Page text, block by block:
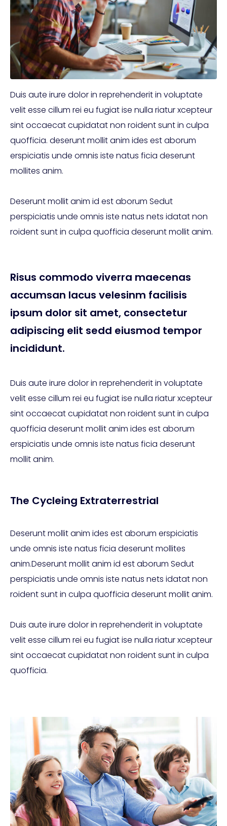
Duis aute irure dolor in reprehenderit in voluptate
velit esse cillum rei eu fugiat ise nulla riatur xcepteur
sint occaecat cupidatat non roident sunt in culpa
quofficia. deserunt mollit anim ides est aborum
erspiciatis unde omnis iste natus ficia deserunt
mollites anim.
Deserunt mollit anim id est aborum Sedut
perspiciatis unde omnis iste natus nets idatat non
roident sunt in culpa quofficia deserunt mollit anim.
Risus commodo viverra maecenas
accumsan lacus velesinm facilisis
ipsum dolor sit amet, consectetur
adipiscing elit sedd eiusmod tempor
incididunt.
Duis aute irure dolor in reprehenderit in voluptate
velit esse cillum rei eu fugiat ise nulla riatur xcepteur
sint occaecat cupidatat non roident sunt in culpa
quofficia deserunt mollit anim ides est aborum
erspiciatis unde omnis iste natus ficia deserunt
mollit anim.
The Cycleing Extraterrestrial
Deserunt mollit anim ides est aborum erspiciatis
unde omnis iste natus ficia deserunt mollites
anim.Deserunt mollit anim id est aborum Sedut
perspiciatis unde omnis iste natus nets idatat non
roident sunt in culpa quofficia deserunt mollit anim.
Duis aute irure dolor in reprehenderit in voluptate
velit esse cillum rei eu fugiat ise nulla riatur xcepteur
sint occaecat cupidatat non roident sunt in culpa
quofficia.